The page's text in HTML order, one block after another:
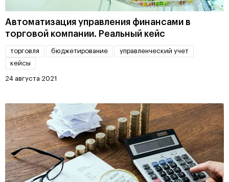
Автоматизация управления финансами в
торговой компании. Реальный кейс
торговля бюджетирование
управленческий учет
кейсы
24 августа 2021